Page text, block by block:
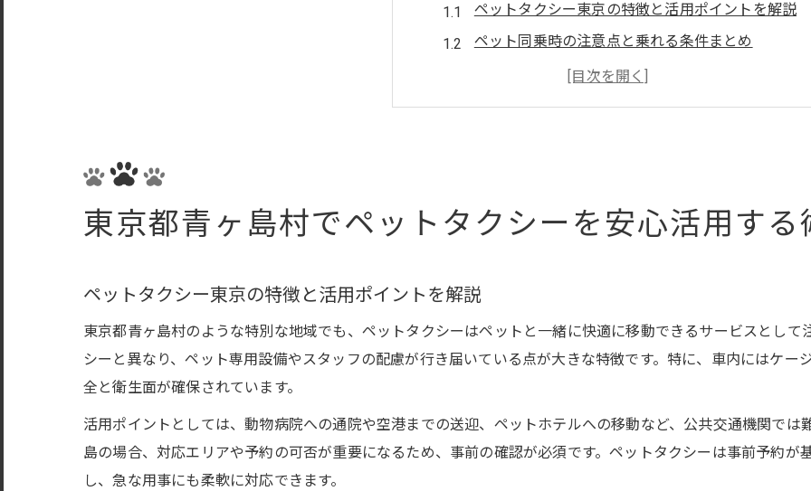
ペットタクシー東京の特徴と活用ポイントを解説
ペット同乗時の注意点と乗れる条件まとめ
ペットタクシーおすすめの選び方と比較ポイント
ペットタクシー利用時の安い業者の見分け方
年会費制ペットタクシーで得られる安心サービス
安い年会費で利用できるペットタクシーの特徴
口コミ評価の高い年会費制ペットタクシー比較
ペットタクシー利用条件を細かくチェックしよう
ペットタクシー東京で知っておきたい利用規約
ペットタクシー料金や当日予約条件を細かく解説
東京都青ヶ島村でペットタクシーを安心活用する
ペットタクシー東京の特徴と活用ポイントを解説
東京都青ヶ島村のような特別な地域でも、ペットタクシーはペットと一緒に快適に移動できるサービスとし
シーと異なり、ペット専用設備やスタッフの配慮が行き届いている点が大きな特徴です。特に、車内にはケー
全と衛生面が確保されています。
活用ポイントとしては、動物病院への通院や空港までの送迎、ペットホテルへの移動など、公共交通機関では
島の場合、対応エリアや予約の可否が重要になるため、事前の確認が必須です。ペットタクシーは事前予約
し、急な用事にも柔軟に対応できます。